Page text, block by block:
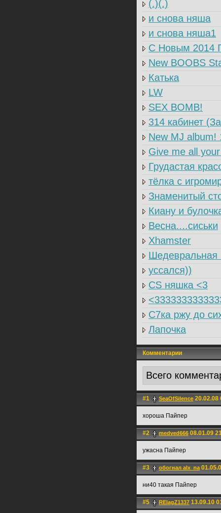
(.)(.)
и снова няша
и снова няша1
C Новым 2014
New BOOBS
Катька
LW
SEX BOMB!
314 кабинет
New MJ album!
Give me all
Грудастая
тёлка с
Знаменитый
Киану и
Весна....сиськи
Xhamster
Шедевральная
уссался))
CS няшка <3
C7ка ржу до
Лапочка
Комментарии
Всего
#1 SeaOfSilence 20.02.08
хороша Пайпер
#2 medved666 08.01.09
ужасна Пайпер
#3 обогнал alx_na
ни40 такая Пайпер
#5 RElagZ1337 13.09.10